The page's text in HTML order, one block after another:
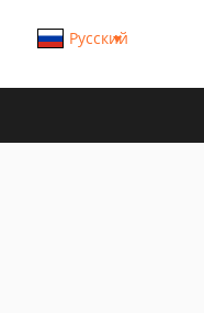
Русский